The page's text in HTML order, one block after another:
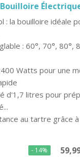
: la bouilloire idéale
: 60°, 70°, 80°,
Watts pour une
d'1,7 litres pour
au tartre grâce
- 14%